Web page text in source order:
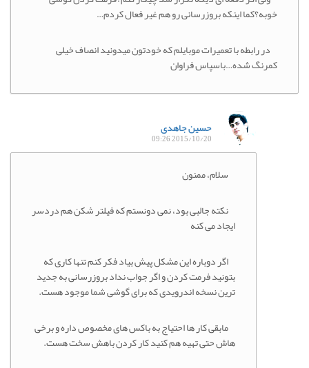
خوبه؟کما اینکه بروزرسانی رو هم غیر فعال کردم…
در رابطه با تعمیرات موبایلم که خودتون میدونید انصاف خیلی
کمرنگ شده…باسپاس فراوان
حسین جاهدی
2015/10/20 09:26
سلام، ممنون
نکته جالبی بود، نمی دونستم که فیلتر شکن هم دردسر
ایجاد می کنه
اگر دوباره این مشکل پیش بیاد فکر کنم تنها کاری که
بتونید فرمت کردن و اگر جواب نداد بروزرسانی به جدید
ترین نسخه اندرویدی که برای گوشی شما موجود هست.
مابقی کار ها احتیاج به باکس های مخصوص داره و برخی
هاش حتی تهیه هم کنید کار کردن باهش سخت هست.